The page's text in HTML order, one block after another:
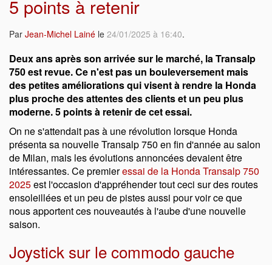
5 points à retenir
Par Jean-Michel Lainé le 24/01/2025 à 16:40.
Deux ans après son arrivée sur le marché, la Transalp
750 est revue. Ce n'est pas un bouleversement mais
des petites améliorations qui visent à rendre la Honda
plus proche des attentes des clients et un peu plus
moderne. 5 points à retenir de cet essai.
On ne s'attendait pas à une révolution lorsque Honda
présenta sa nouvelle Transalp 750 en fin d'année au salon
de Milan, mais les évolutions annoncées devaient être
intéressantes. Ce premieressai de la Honda Transalp 750
2025est l'occasion d'appréhender tout ceci sur des routes
ensoleillées et un peu de pistes aussi pour voir ce que
nous apportent ces nouveautés à l'aube d'une nouvelle
saison.
Joystick sur le commodo gauche